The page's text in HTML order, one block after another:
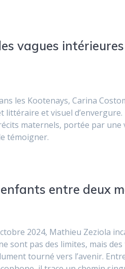
vagues
les Kootenays, Carina
littéraire et visuel d’envergure.
maternels, portée par une
témoigner.
entre deux
2024, Mathieu Zeziola
sont pas des limites, mais des
tourné vers l’avenir.